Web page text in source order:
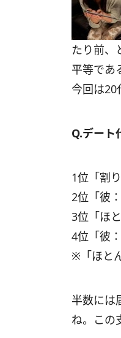
たり前、
平等であ
今回は20
Q.デート
1位「割
2位「彼
3位「ほ
4位「彼
※「ほと
半数には
ね。この